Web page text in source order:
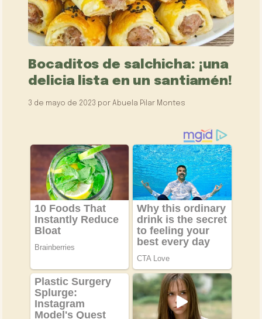
Bocaditos de salchicha: ¡una
delicia lista en un santiamén!
3 de mayo de 2023 por Abuela Pilar Montes